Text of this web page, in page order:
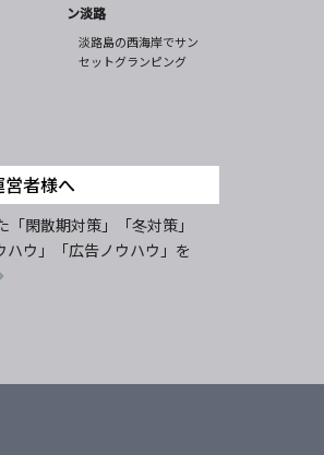
ン淡路
淡路島の西海岸でサン
セットグランピング
者様へ
閑散期対策」「冬対策」
ウ」「広告ノウハウ」を